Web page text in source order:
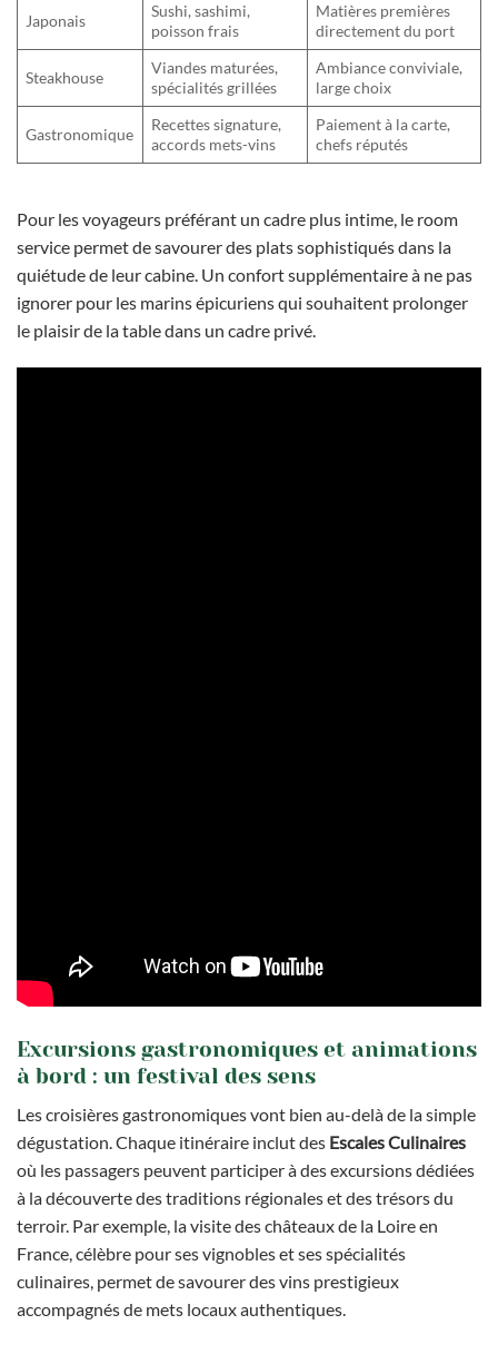
Japonais
Sushi, sashimi,
poisson frais
Matières premières
directement du port
Steakhouse
Viandes maturées,
spécialités grillées
Ambiance conviviale,
large choix
Gastronomique
Recettes signature,
accords mets-vins
Paiement à la carte,
chefs réputés
Pour les voyageurs préférant un cadre plus intime, le room
service permet de savourer des plats sophistiqués dans la
quiétude de leur cabine. Un confort supplémentaire à ne pas
ignorer pour les marins épicuriens qui souhaitent prolonger
le plaisir de la table dans un cadre privé.
Excursions gastronomiques et animations
à bord : un festival des sens
Les croisières gastronomiques vont bien au-delà de la simple
dégustation. Chaque itinéraire inclut des Escales Culinaires
où les passagers peuvent participer à des excursions dédiées
à la découverte des traditions régionales et des trésors du
terroir. Par exemple, la visite des châteaux de la Loire en
France, célèbre pour ses vignobles et ses spécialités
culinaires, permet de savourer des vins prestigieux
accompagnés de mets locaux authentiques.